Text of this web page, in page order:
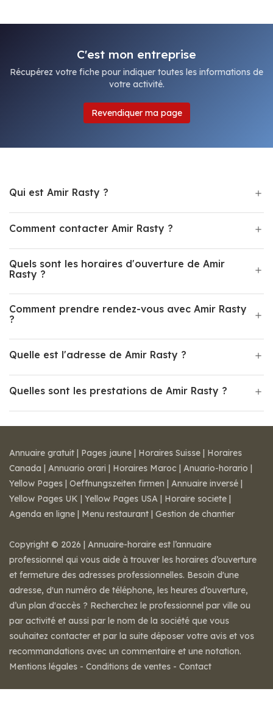
C'est mon entreprise
Récupérez votre fiche pour indiquer toutes les informations de
votre activité.
Revendiquer ma page
Qui est Amir Rasty ?
Comment contacter Amir Rasty ?
Quels sont les horaires d'ouverture de Amir
Rasty ?
Comment prendre rendez-vous avec Amir Rasty
?
Quelle est l'adresse de Amir Rasty ?
Quelles sont les prestations de Amir Rasty ?
Annuaire gratuit | Pages jaune | Horaires Suisse | Horaires
Canada | Annuario orari | Horaires Maroc | Anuario-horario |
Yellow Pages | Oeffnungszeiten firmen | Annuaire inversé |
Yellow Pages UK | Yellow Pages USA | Horaire societe |
Agenda en ligne | Menu restaurant | Gestion de chantier
Copyright © 2026 | Annuaire-horaire est l’annuaire
professionnel qui vous aide à trouver les horaires d’ouverture
et fermeture des adresses professionnelles. Besoin d'une
adresse, d'un numéro de téléphone, les heures d’ouverture,
d’un plan d'accès ? Recherchez le professionnel par ville ou
par activité et aussi par le nom de la société que vous
souhaitez contacter et par la suite déposer votre avis et vos
recommandations avec un commentaire et une notation.
Mentions légales - Conditions de ventes - Contact